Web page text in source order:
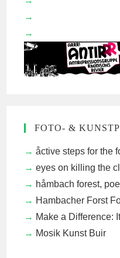
FOTO- &
åctive steps for the
eyes on killing the
håmbach forest,
Hambacher Forst
Make a Difference:
Mosik Kunst Buir